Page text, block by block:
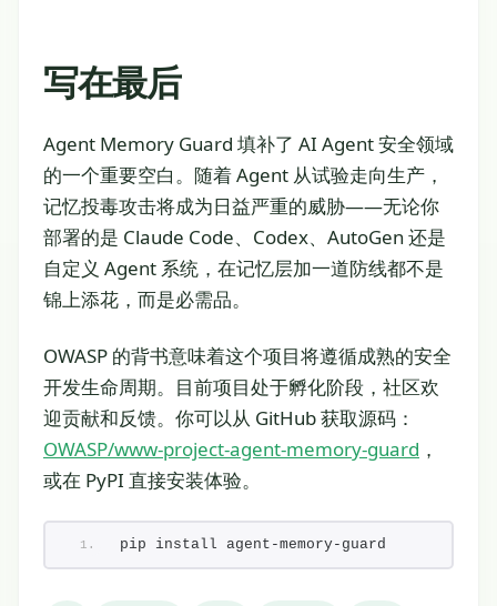
写在最后
Agent Memory Guard 填补了 AI Agent 安全领域
的一个重要空白。随着 Agent 从试验走向生产，
记忆投毒攻击将成为日益严重的威胁——无论你
部署的是 Claude Code、Codex、AutoGen 还是
自定义 Agent 系统，在记忆层加一道防线都不是
锦上添花，而是必需品。
OWASP 的背书意味着这个项目将遵循成熟的安全
开发生命周期。目前项目处于孵化阶段，社区欢
迎贡献和反馈。你可以从 GitHub 获取源码：
OWASP/www-project-agent-memory-guard ，
或在 PyPI 直接安装体验。
pip install agent-memory-guard